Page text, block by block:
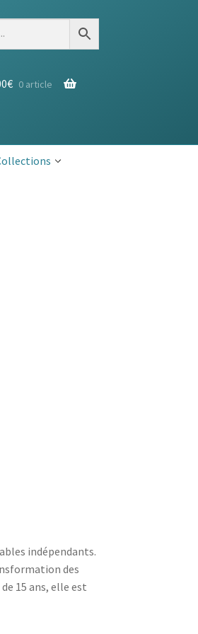
€ 0 article
indépendants.
des
15 ans, elle est